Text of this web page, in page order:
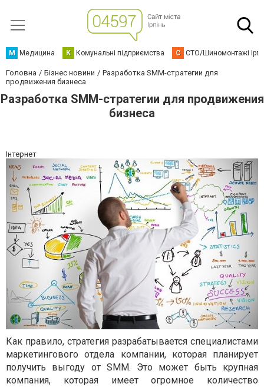
М Медицина К Комунальні підприємства С СТО/Шиномонтажі
Головна Бізнес новини
Разработка SMM-стратегии для
продвижения бизнеса
Разработка SMM-стратегии для продвижения
бизнеса
Інтернет
Как правило, стратегия разрабатывается специалистами
маркетингового отдела компании, которая планирует
получить выгоду от SMM. Это может быть крупная
компания, которая имеет огромное количество